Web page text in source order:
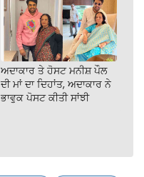
ਅਦਾਕਾਰ ਤੇ ਹੋਸਟ ਮਨੀਸ਼ ਪੌਲ
ਦੀ ਮਾਂ ਦਾ ਦਿਹਾਂਤ, ਅਦਾਕਾਰ ਨੇ
ਭਾਵੁਕ ਪੋਸਟ ਕੀਤੀ ਸਾਂਝੀ